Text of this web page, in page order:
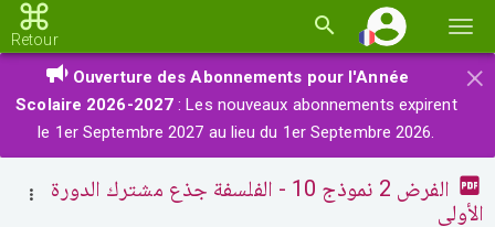
la
Retour
×
Ouverture des Abonnements pour l'Année
Scolaire 2026-2027 : Les nouveaux abonnements expirent
le 1er Septembre 2027 au lieu du 1er Septembre 2026.
الفرض 2 نموذج 10 - الفلسفة جذع مشترك الدورة
الأولى